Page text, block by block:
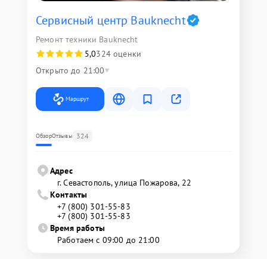
Сервисный центр Bauknecht
Ремонт техники Bauknecht
5,0324 оценки
Открыто до 21:00
Маршрут
ОбзорОтзывы 324
Адрес
г. Севастополь, улица Пожарова, 22
Контакты
+7 (800) 301-55-83
+7 (800) 301-55-83
Время работы
Работаем с 09:00 до 21:00